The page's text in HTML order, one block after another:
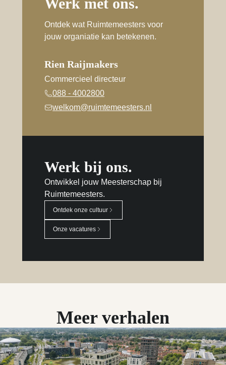
Ontdek wat Ruimtemeesters voor
jouw organiatie kan betekenen.
Rien Raijmakers
Commercieel directeur
088 - 4002800
welkom@ruimtemeesters.nl
Werk bij ons.
Ontwikkel jouw Meesterschap bij
Ruimtemeesters.
Ontdek onze cultuur
Onze vacatures
Meer verhalen